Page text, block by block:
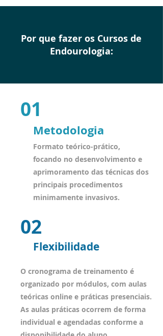
Por que fazer os Cursos de
Endourologia:
01
Metodologia
Formato teórico-prático,
focando no desenvolvimento e
aprimoramento das técnicas dos
principais procedimentos
minimamente invasivos.
02
Flexibilidade
O cronograma de treinamento é
organizado por módulos, com aulas
teóricas online e práticas presenciais.
As aulas práticas ocorrem de forma
individual e agendadas conforme a